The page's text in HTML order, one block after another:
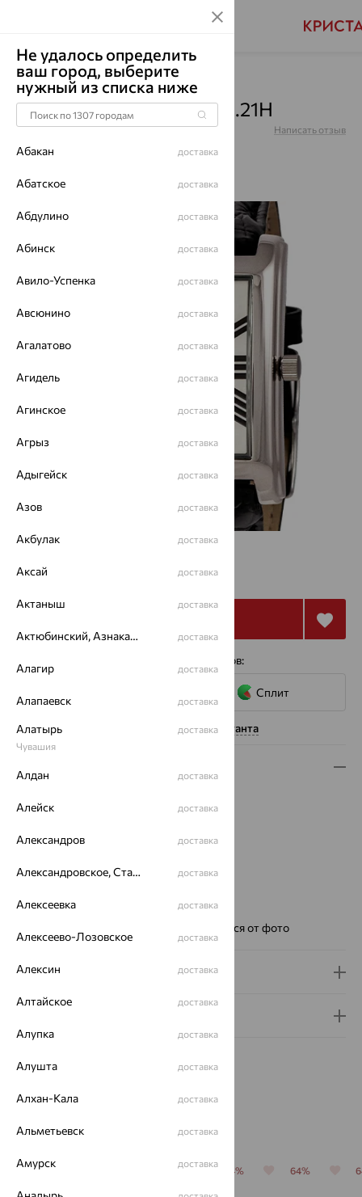
Главная Каталог Часы
Часы, серебро, 1054.0.9.21H
Артикул:1054.0.9.21H Написать отзыв
39 704 70 900₽
с помощью сервисов:
Сплит
Нужна помощь консультанта
Проба:
Страна происхождения:
Цвет циферблата:серебро металлик
Бренд:НИКА
Цвет и фактура могут отличаться от фото
Доставка и оплата
Похожие изделия
64% 64% 64% 64%
Не удалось определить
ваш город, выберите
нужный из списка ниже
Абакан доставка
Абатское доставка
Абдулино доставка
Абинск доставка
Авило-Успенка доставка
Авсюнино доставка
Агалатово доставка
Агидель доставка
Агинское доставка
Агрыз доставка
Адыгейск доставка
Азов доставка
Акбулак доставка
Аксай доставка
Актаныш доставка
Актюбинский, Азнакаевский район доставка
Алагир доставка
Алапаевск доставка
Алатырь
Чувашия
доставка
Алдан доставка
Алейск доставка
Александров доставка
Александровское, Ставропольский край доставка
Алексеевка доставка
Алексеево-Лозовское доставка
Алексин доставка
Алтайское доставка
Алупка доставка
Алушта доставка
Алхан-Кала доставка
Альметьевск доставка
Амурск доставка